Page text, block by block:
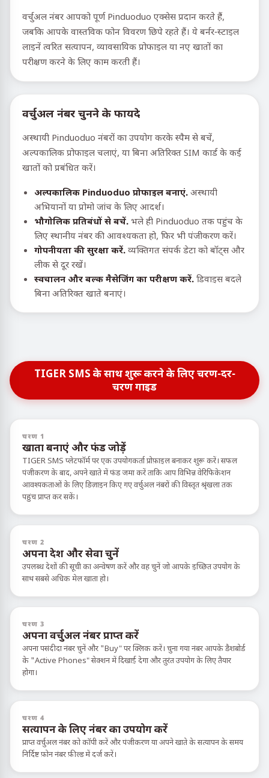
वर्चुअल नंबर आपको पूर्ण Pinduoduo एक्सेस प्रदान करते हैं,
जबकि आपके वास्तविक फोन विवरण छिपे रहते हैं। ये बर्नर-स्टाइल
लाइनें त्वरित सत्यापन, व्यावसायिक प्रोफाइल या नए खातों का
परीक्षण करने के लिए काम करती हैं।
वर्चुअल नंबर चुनने के फायदे
अस्थायी Pinduoduo नंबरों का उपयोग करके स्पैम से बचें,
अल्पकालिक प्रोफाइल चलाएं, या बिना अतिरिक्त SIM कार्ड के कई
खातों को प्रबंधित करें।
अल्पकालिक Pinduoduo प्रोफाइल बनाएं. अस्थायी
अभियानों या प्रोमो जांच के लिए आदर्श।
भौगोलिक प्रतिबंधों से बचें. भले ही Pinduoduo तक पहुंच के
लिए स्थानीय नंबर की आवश्यकता हो, फिर भी पंजीकरण करें।
गोपनीयता की सुरक्षा करें. व्यक्तिगत संपर्क डेटा को बॉट्स और
लीक से दूर रखें।
स्वचालन और बल्क मैसेजिंग का परीक्षण करें. डिवाइस बदले
बिना अतिरिक्त खाते बनाएं।
TIGER SMS के साथ शुरू करने के लिए चरण-दर-
चरण गाइड
चरण 1
खाता बनाएं और फंड जोड़ें
TIGER SMS प्लेटफॉर्म पर एक उपयोगकर्ता प्रोफ़ाइल बनाकर शुरू करें। सफल
पंजीकरण के बाद, अपने खाते में फंड जमा करें ताकि आप विभिन्न वेरिफिकेशन
आवश्यकताओं के लिए डिज़ाइन किए गए वर्चुअल नंबरों की विस्तृत श्रृंखला तक
पहुंच प्राप्त कर सकें।
चरण 2
अपना देश और सेवा चुनें
उपलब्ध देशों की सूची का अन्वेषण करें और वह चुनें जो आपके इच्छित उपयोग के
साथ सबसे अधिक मेल खाता हो।
चरण 3
अपना वर्चुअल नंबर प्राप्त करें
अपना पसंदीदा नंबर चुनें और "Buy" पर क्लिक करें। चुना गया नंबर आपके डैशबोर्ड
के "Active Phones" सेक्शन में दिखाई देगा और तुरंत उपयोग के लिए तैयार
होगा।
चरण 4
सत्यापन के लिए नंबर का उपयोग करें
प्राप्त वर्चुअल नंबर को कॉपी करें और पंजीकरण या अपने खाते के सत्यापन के समय
निर्दिष्ट फ़ोन नंबर फ़ील्ड में दर्ज करें।